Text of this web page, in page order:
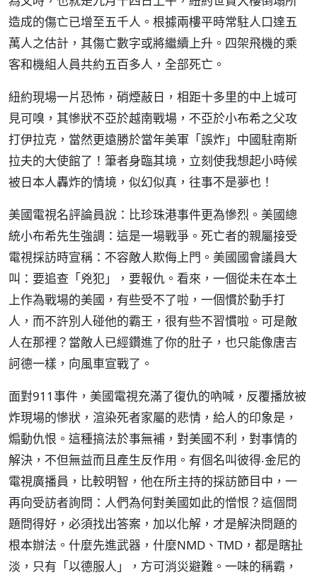
造成的傷亡已增至五千人。根據兩樓平時常駐人口達五
萬人之估計，其傷亡數字或將繼續上升。四架飛機的乘
客和機組人員共約五百多人，全部死亡。
紐約現場一片恐怖，硝煙蔽日，相距十多里的中上城可
見可嗅，其慘狀不亞於越南戰場，不亞於小布希之父攻
打伊拉克，當然更遠勝於當年美軍「誤炸」中國駐南斯
拉夫的大使館了！筆者身臨其境，立刻使我想起小時候
被日本人轟炸的情境，似幻似真，往事不是夢也！
美國電視名評論員說：比珍珠港事件更為慘烈。美國總
統小布希先生強調：這是一場戰爭。死亡者的親屬接受
電視採訪時宣稱：不容敵人欺侮上門。美國國會議員大
叫：要追查「兇犯」，要報仇。看來，一個從未在本土
上作為戰場的美國，有些受不了啦，一個慣於動手打
人，而不許別人碰他的霸王，很有些不習慣啦。可是敵
人在那裡？當敵人已經鑽進了你的肚子，也只能像唐吉
訶德一樣，向風車宣戰了。
面對911事件，美國電視充滿了復仇的吶喊，反覆播放被
炸現場的慘狀，渲染死者家屬的悲情，給人的印象是，
煽動仇恨。這種搞法於事無補，對美國不利，對事情的
解決，不但無益而且產生反作用。有個名叫彼得‧金尼的
電視廣播員，比較明智，他在所主持的採訪節目中，一
再向受訪者詢問：人們為何對美國如此的憎恨？這個問
題問得好，必須找出答案，加以化解，才是解決問題的
根本辦法。什麼先進武器，什麼NMD、TMD，都是瞎扯
淡，只有「以德服人」，方可消災避難。一味的稱霸，